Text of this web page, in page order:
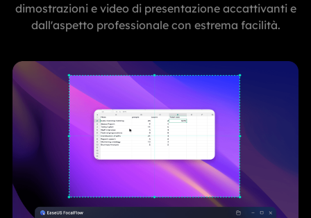
dimostrazioni e video di presentazione accattivanti e
dall'aspetto professionale con estrema facilità.